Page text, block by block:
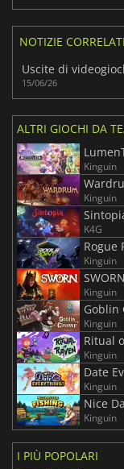
NOTIZIE
15/06/26
ALTRI GIOCHI DA
Kinguin
Kinguin
K4G
Rogue
Kinguin
SWORN
Kinguin
Goblin
Kinguin
Ritual
Kinguin
Date
Kinguin
Nice
Kinguin
I PIÙ POPOLARI